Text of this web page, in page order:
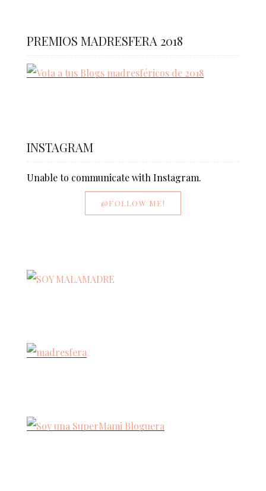
PREMIOS MADRESFERA 2018
INSTAGRAM
Unable to communicate with Instagram.
@FOLLOW ME!